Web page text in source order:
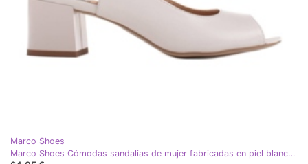
Marco Shoes
Marco Shoes Cómodas sandalias de mujer fabricadas en piel blanca. blanco